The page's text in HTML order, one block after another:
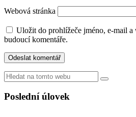
Webová stránka
Uložit do prohlížeče jméno, e-mail a
budoucí komentáře.
Hledat
Poslední úlovek